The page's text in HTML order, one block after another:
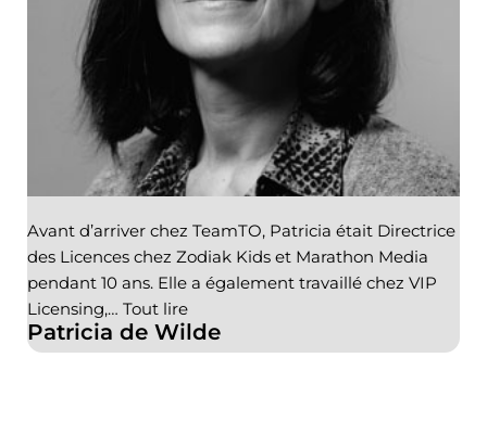
Patricia de Wilde
Avant d’arriver chez TeamTO, Patricia était Directrice
des Licences chez Zodiak Kids et Marathon Media
pendant 10 ans. Elle a également travaillé chez VIP
Licensing,… Tout lire